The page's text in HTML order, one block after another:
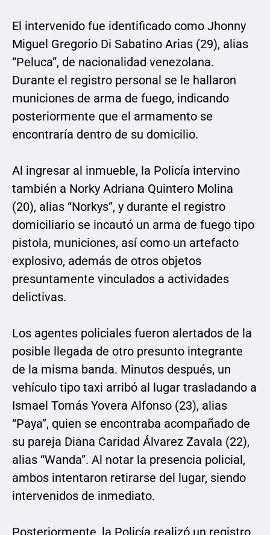
El intervenido fue identificado como Jhonny
Miguel Gregorio Di Sabatino Arias (29), alias
“Peluca”, de nacionalidad venezolana.
Durante el registro personal se le hallaron
municiones de arma de fuego, indicando
posteriormente que el armamento se
encontraría dentro de su domicilio.
Al ingresar al inmueble, la Policía intervino
también a Norky Adriana Quintero Molina
(20), alias “Norkys”, y durante el registro
domiciliario se incautó un arma de fuego tipo
pistola, municiones, así como un artefacto
explosivo, además de otros objetos
presuntamente vinculados a actividades
delictivas.
Los agentes policiales fueron alertados de la
posible llegada de otro presunto integrante
de la misma banda. Minutos después, un
vehículo tipo taxi arribó al lugar trasladando a
Ismael Tomás Yovera Alfonso (23), alias
“Paya”, quien se encontraba acompañado de
su pareja Diana Caridad Álvarez Zavala (22),
alias “Wanda”. Al notar la presencia policial,
ambos intentaron retirarse del lugar, siendo
intervenidos de inmediato.
Posteriormente, la Policía realizó un registro